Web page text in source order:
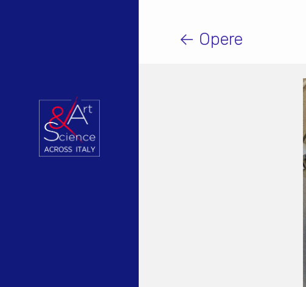
← Opere